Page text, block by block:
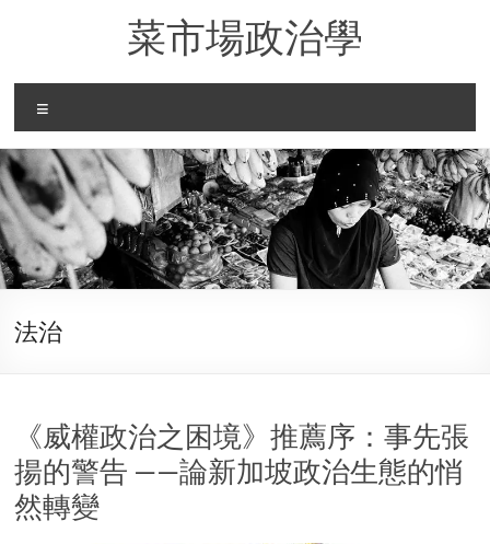
菜市場政治學
法治
《威權政治之困境》推薦序：事先張
揚的警告 ——論新加坡政治生態的悄
然轉變